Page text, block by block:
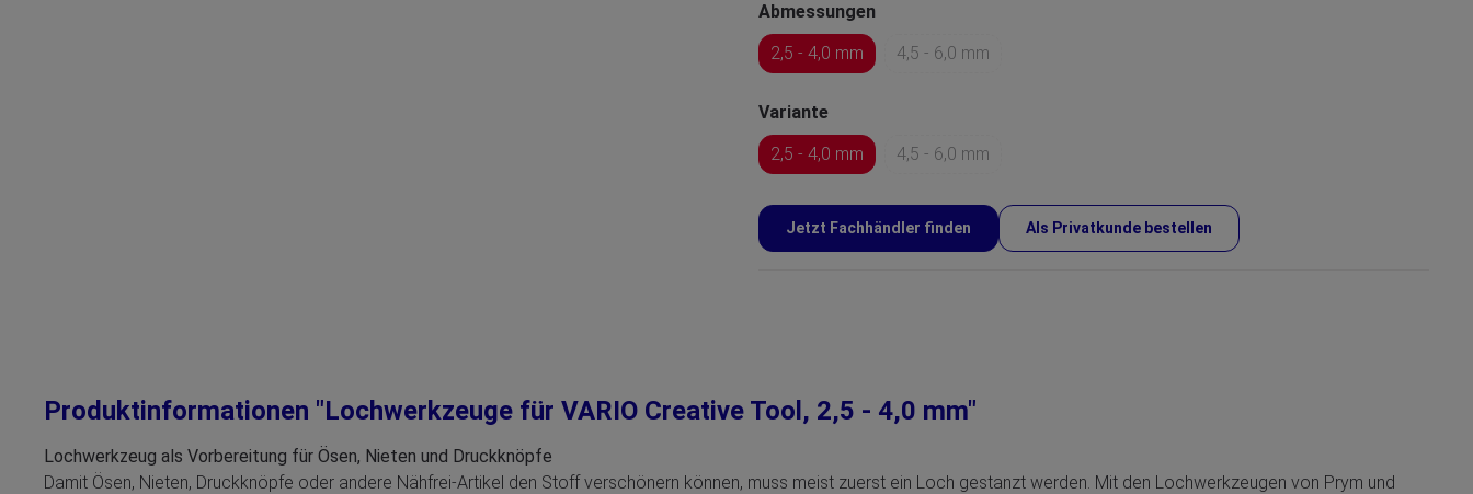
Abmessungen
2,5 - 4,0 mm
4,5 - 6,0 mm
Variante
2,5 - 4,0 mm
4,5 - 6,0 mm
Jetzt Fachhändler finden Als Privatkunde bestellen
Produktinformationen "Lochwerkzeuge für VARIO Creative Tool, 2,5 - 4,0 mm"
Lochwerkzeug als Vorbereitung für Ösen, Nieten und Druckknöpfe
Damit Ösen, Nieten, Druckknöpfe oder andere Nähfrei-Artikel den Stoff verschönern können, muss meist zuerst ein Loch gestanzt werden. Mit den Lochwerkzeugen von Prym und